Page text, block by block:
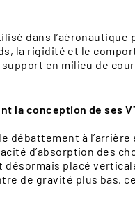
dans
la rigidité et le
en milieu de
la conception de ses
débattement à l’arrière
d’absorption des
désormais placé
de gravité plus bas,